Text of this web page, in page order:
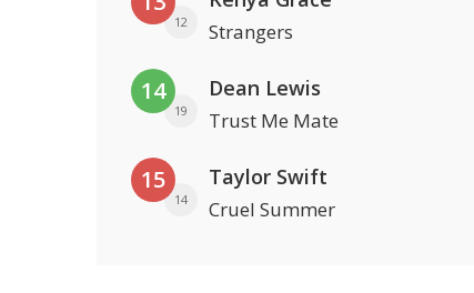
12 Strangers
14
19
Dean Lewis
Trust Me Mate
15
14
Taylor Swift
Cruel Summer